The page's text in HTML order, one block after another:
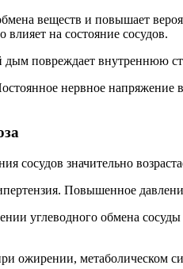
веществ и повышает
на состояние сосудов.
повреждает внутреннюю
нервное
сосудов значительно
Повышенное
углеводного обмена
ожирении,